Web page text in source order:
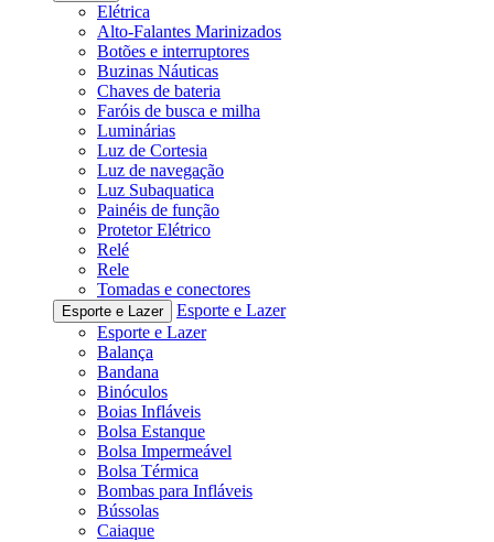
Elétrica
Alto-Falantes Marinizados
Botões e interruptores
Buzinas Náuticas
Chaves de bateria
Faróis de busca e milha
Luminárias
Luz de Cortesia
Luz de navegação
Luz Subaquatica
Painéis de função
Protetor Elétrico
Relé
Rele
Tomadas e conectores
Esporte e Lazer
Esporte e Lazer
Esporte e Lazer
Balança
Bandana
Binóculos
Boias Infláveis
Bolsa Estanque
Bolsa Impermeável
Bolsa Térmica
Bombas para Infláveis
Bússolas
Caiaque